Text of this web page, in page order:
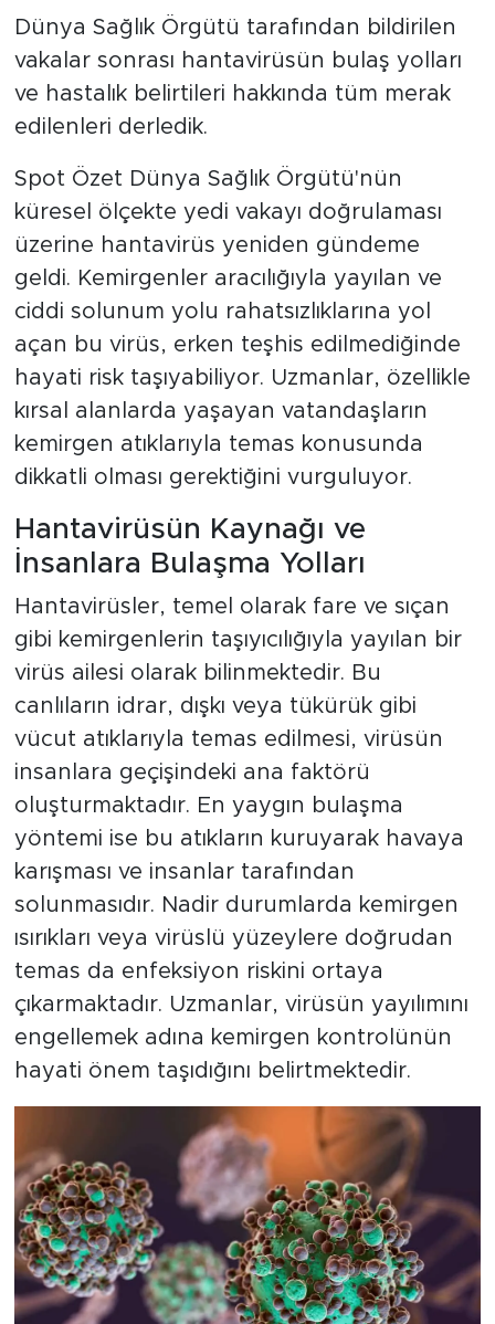
Dünya Sağlık Örgütü tarafından bildirilen
vakalar sonrası hantavirüsün bulaş yolları
ve hastalık belirtileri hakkında tüm merak
edilenleri derledik.
Spot Özet Dünya Sağlık Örgütü'nün
küresel ölçekte yedi vakayı doğrulaması
üzerine hantavirüs yeniden gündeme
geldi. Kemirgenler aracılığıyla yayılan ve
ciddi solunum yolu rahatsızlıklarına yol
açan bu virüs, erken teşhis edilmediğinde
hayati risk taşıyabiliyor. Uzmanlar, özellikle
kırsal alanlarda yaşayan vatandaşların
kemirgen atıklarıyla temas konusunda
dikkatli olması gerektiğini vurguluyor.
Hantavirüsün Kaynağı ve
İnsanlara Bulaşma Yolları
Hantavirüsler, temel olarak fare ve sıçan
gibi kemirgenlerin taşıyıcılığıyla yayılan bir
virüs ailesi olarak bilinmektedir. Bu
canlıların idrar, dışkı veya tükürük gibi
vücut atıklarıyla temas edilmesi, virüsün
insanlara geçişindeki ana faktörü
oluşturmaktadır. En yaygın bulaşma
yöntemi ise bu atıkların kuruyarak havaya
karışması ve insanlar tarafından
solunmasıdır. Nadir durumlarda kemirgen
ısırıkları veya virüslü yüzeylere doğrudan
temas da enfeksiyon riskini ortaya
çıkarmaktadır. Uzmanlar, virüsün yayılımını
engellemek adına kemirgen kontrolünün
hayati önem taşıdığını belirtmektedir.